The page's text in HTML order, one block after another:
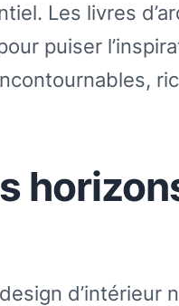
Les livres
puiser